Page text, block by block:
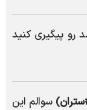
رو پیگیری کنید
سوالم این